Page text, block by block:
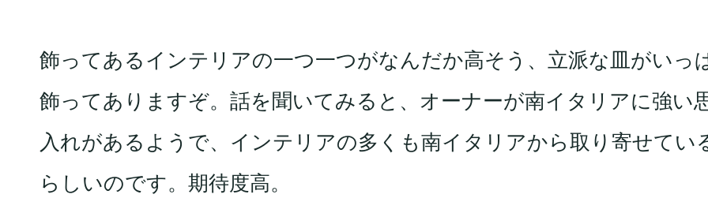
飾ってあるインテリアの一つ一つがなんだか高そう、立派な皿がいっ
飾ってありますぞ。話を聞いてみると、オーナーが南イタリアに強い
入れがあるようで、インテリアの多くも南イタリアから取り寄せてい
らしいのです。期待度高。